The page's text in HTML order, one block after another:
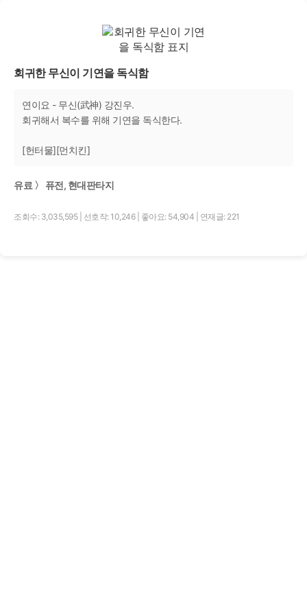
회귀한 무신이 기연을 독식함
연이요 - 무신(武神) 강진우.
회귀해서 복수를 위해 기연을 독식한다.
[헌터물][먼치킨]
유료 〉 퓨전, 현대판타지
조회수: 3,035,595 선호작: 10,246 좋아요: 54,904 연재글: 221